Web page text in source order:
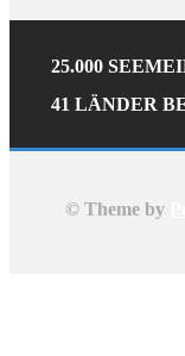
25.000
41 LÄNDER
© Theme by